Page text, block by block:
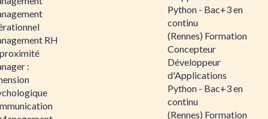
RH
:
Python - Bac+3 en
continu
(Rennes) Formation
Concepteur
Développeur
d'Applications
Python - Bac+3 en
continu
(Rennes) Formation